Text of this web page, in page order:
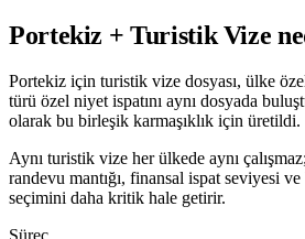
Portekiz + Turistik Vize
Portekiz için turistik vize dosyası, ülke
türü özel niyet ispatını aynı dosyada
olarak bu birleşik karmaşıklık için üretildi.
Aynı turistik vize her ülkede aynı
randevu mantığı, finansal ispat seviyesi
seçimini daha kritik hale getirir.